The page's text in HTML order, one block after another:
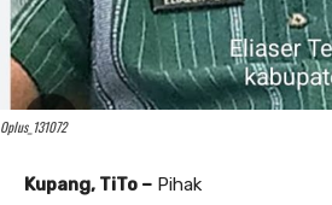
Oplus_131072
Kupang, TiTo – Pihak